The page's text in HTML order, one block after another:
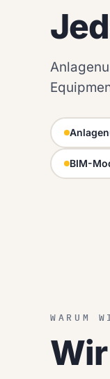
BIM-
WARUM